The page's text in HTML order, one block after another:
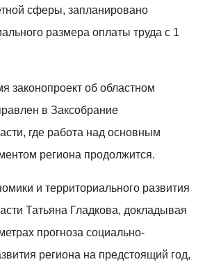
сферы, запланировано
размера оплаты труда с 1
законопроект об областном
в Заксобрание
где работа над основным
региона продолжится.
и территориального развития
Татьяна Гладкова, докладывая
прогноза социально-
региона на предстоящий год,